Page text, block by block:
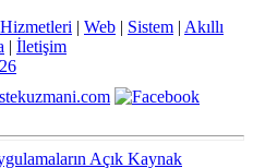
| Web | Sistem | Akıllı
| İletişim
Açık Kaynak